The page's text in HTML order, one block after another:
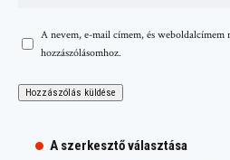
A nevem, e-mail címem, és weboldalcímem
hozzászólásomhoz.
A szerkesztő választása